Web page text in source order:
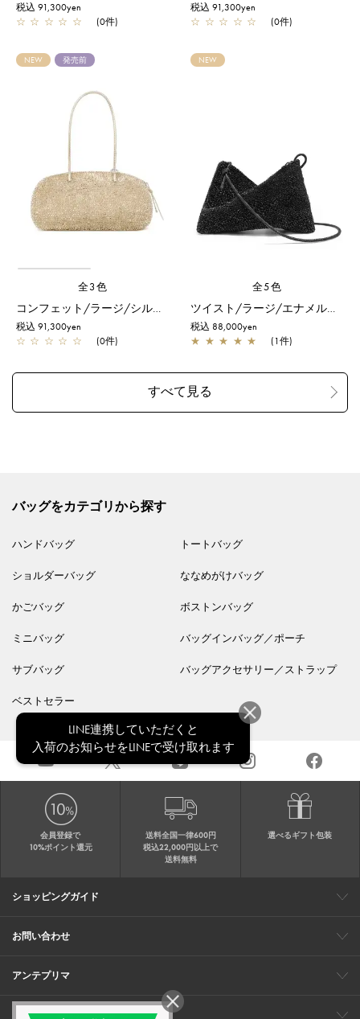
税込 91,300yen
☆ ☆ ☆ ☆ ☆ (0件)
税込 91,300yen
☆ ☆ ☆ ☆ ☆ (0件)
NEW 発売前
全3色
コンフェット/ラージ/シルバーゴールド
税込 91,300yen
☆ ☆ ☆ ☆ ☆ (0件)
NEW
全5色
ツイスト/ラージ/エナメルブラック
税込 88,000yen
★ ★ ★ ★ ★ (1件)
バッグをカテゴリから探す
ハンドバッグ トートバッグ
ショルダーバッグ ななめがけバッグ
かごバッグ ボストンバッグ
ミニバッグ バッグインバッグ／ポーチ
サブバッグ バッグアクセサリー／ストラップ
ベストセラー
会員登録で
10%ポイント還元
送料全国一律600円
税込22,000円以上で
送料無料
選べるギフト包装
ショッピングガイド
会員特典
ご購入・配送について
返品について
ギフト包装
FAQ
サイトマップ
お問い合わせ
メールでのお問い合わせ
お修理についてのお問い合わせ
0120-03-6961
アンテプリマ
ブランドサイト
ショップリスト
ワイヤーバッグについて
特集
オンラインストアニュース
コーポレート
LINE連携していただくと
入荷のお知らせをLINEで受け取れます